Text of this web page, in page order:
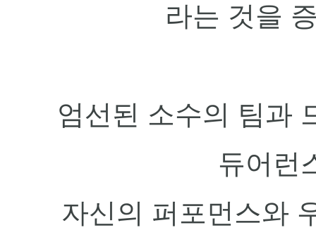
라는 것을
엄선된 소수의 팀과
듀어런
자신의 퍼포먼스와